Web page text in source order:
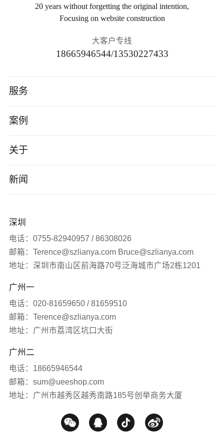
20 years without forgetting the original intention,
Focusing on website construction
大客户专线
18665946544/13530227433
服务
高端网站建设
AI应用开发
小程序/App
品牌营销服务
案例
智能制造
电子数码
其他
关于
公司介绍
新闻
签约新闻
联雅观点
常见问题
网站知识
媒体报道
深圳
电话：0755-82940957 / 86308026
邮箱：Terence@szlianya.com Bruce@szlianya.com
地址：深圳市南山区前海路70号泛海城市广场2栋1201
广州一
电话：020-81659650 / 81659510
邮箱：Terence@szlianya.com
地址：广州市荔湾区坑口大街
广州二
电话：18665946544
邮箱：sum@ueeshop.com
地址：广州市越秀区越秀南路185号创举商务大厦